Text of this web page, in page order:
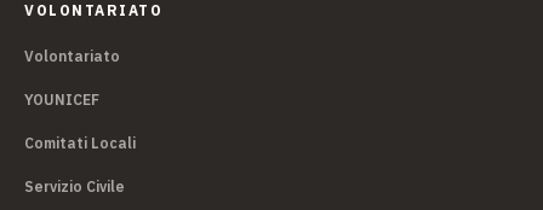
VOLONTARIATO
Volontariato
YOUNICEF
Comitati Locali
Servizio Civile